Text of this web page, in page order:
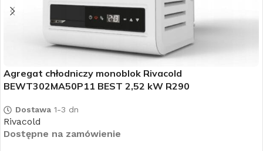
Agregat chłodniczy monoblok Rivacold
BEWT302MA50P11 BEST 2,52 kW R290
Dostawa 1-3 dn
Rivacold
Dostępne na zamówienie